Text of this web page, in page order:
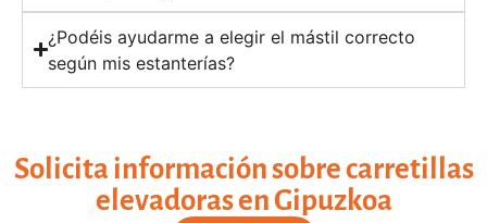
¿Podéis ayudarme a elegir el mástil correcto
según mis estanterías?
Solicita información sobre carretillas
elevadoras en Gipuzkoa